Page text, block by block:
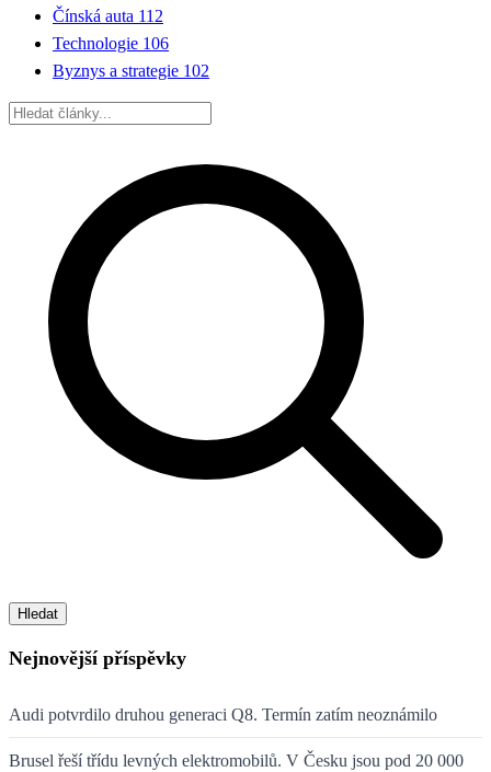
Čínská auta 112
Technologie 106
Byznys a strategie 102
Hledat:
Hledat
Nejnovější příspěvky
Audi potvrdilo druhou generaci Q8. Termín zatím neoznámilo
Brusel řeší třídu levných elektromobilů. V Česku jsou pod 20 000